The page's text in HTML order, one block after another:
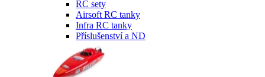
RC sety
Airsoft RC tanky
Infra RC tanky
Příslušenství a ND